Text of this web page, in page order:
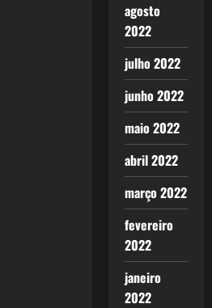
agosto
2022
julho 2022
junho 2022
maio 2022
abril 2022
março 2022
fevereiro
2022
janeiro
2022